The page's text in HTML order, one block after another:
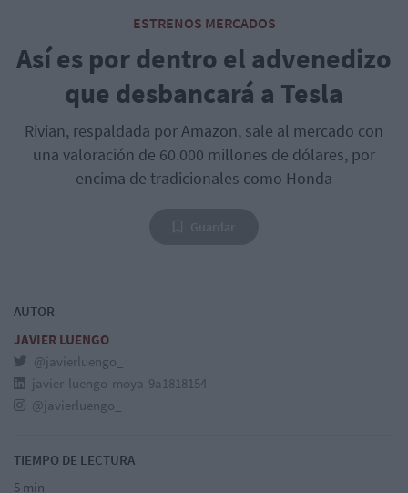
ESTRENOS MERCADOS
Así es por dentro el advenedizo
que desbancará a Tesla
Rivian, respaldada por Amazon, sale al mercado con
una valoración de 60.000 millones de dólares, por
encima de tradicionales como Honda
AUTOR
JAVIER LUENGO
@javierluengo_
javier-luengo-moya-9a1818154
@javierluengo_
TIEMPO DE LECTURA
5 min